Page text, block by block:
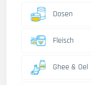
Dosen
Fleisch
Ghee & Oel